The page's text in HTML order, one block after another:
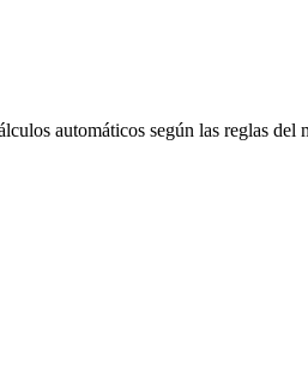
automáticos según las reglas del